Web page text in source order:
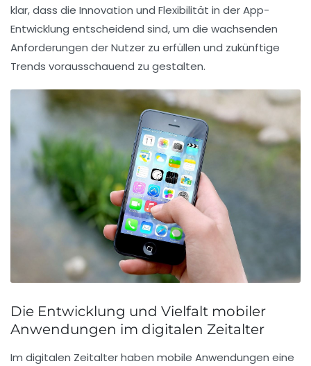
klar, dass die Innovation und Flexibilität in derApp-
Entwicklung entscheidend sind, um die wachsenden
Anforderungen der Nutzer zu erfüllen und zukünftige
Trends vorausschauend zu gestalten.
Die Entwicklung und Vielfalt mobiler
Anwendungen im digitalen Zeitalter
Im digitalen Zeitalter haben mobile Anwendungen eine